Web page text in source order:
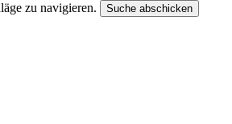
zu navigieren. Suche abschicken